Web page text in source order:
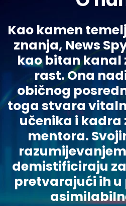
Kao kamen
znanja, News
kao bitan kanal
rast. Ona
običnog
toga stvara
učenika i kadra
mentora.
demistificiraju
pretvarajući ih